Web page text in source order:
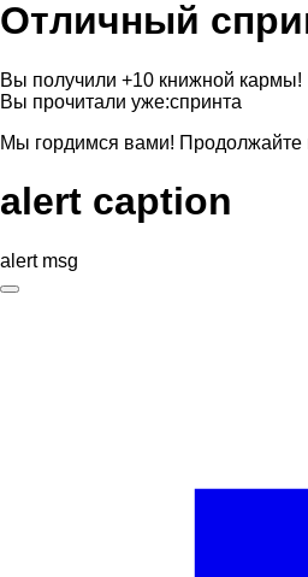
Отличный
Вы получили +10 книжной кармы!
Вы прочитали уже:спринта
Мы гордимся вами! Продолжайте
alert caption
alert msg